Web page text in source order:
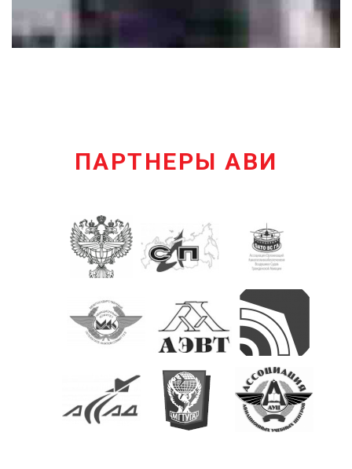
ПАРТНЕРЫ АВИ